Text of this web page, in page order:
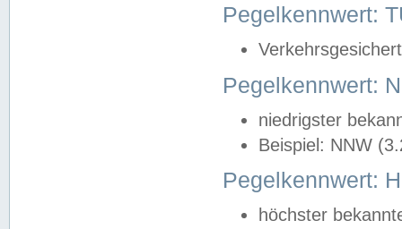
Pegelkennwert:
Pegelkennwert:
niedrigster
Beispiel: NNW
Pegelkennwert:
höchster